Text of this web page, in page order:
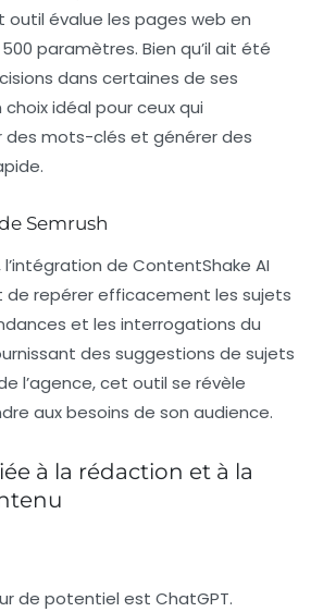
évalue les pages web en
paramètres. Bien qu’il ait été
dans certaines de ses
idéal pour ceux qui
des mots-clés et générer des
Semrush
l’intégration de ContentShake AI
de repérer efficacement les sujets
et les interrogations du
des suggestions de sujets
l’agence, cet outil se révèle
aux besoins de son audience.
à la rédaction et à la
de potentiel est ChatGPT.